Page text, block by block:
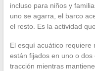
incluso para niños y
uno se agarra, el barco
el resto. Es la actividad
El esquí acuático requiere
están fijados en uno o
tracción mientras